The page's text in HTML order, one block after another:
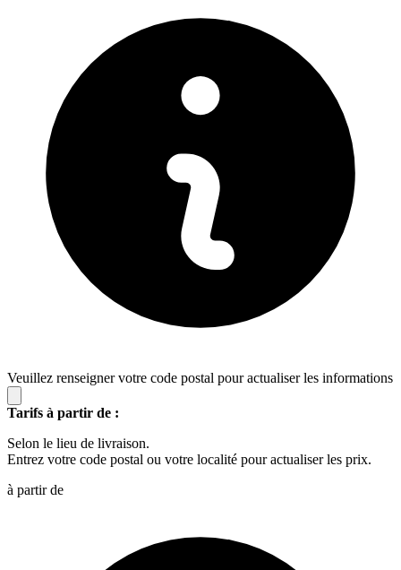
Veuillez renseigner votre code postal pour actualiser les informations
Tarifs à partir de :
Selon le lieu de livraison.
Entrez votre code postal ou votre localité pour actualiser les prix.
à partir de